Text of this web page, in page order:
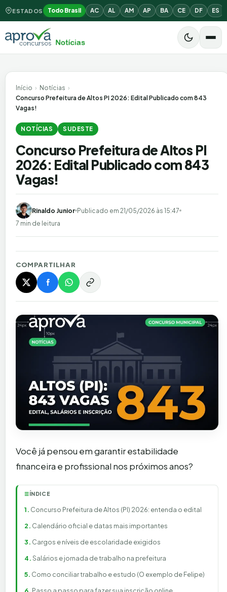
ESTADOS Todo Brasil AC AL AM AP BA CE DF ES
Início › Notícias ›
Concurso Prefeitura de Altos PI 2026: Edital Publicado com 843
Vagas!
NOTÍCIAS SUDESTE
Concurso Prefeitura de Altos PI
2026: Edital Publicado com 843
Vagas!
Rinaldo Junior Publicado em 21/05/2026 às 15:47
7 min de leitura
COMPARTILHAR
Você já pensou em garantir estabilidade
financeira e profissional nos próximos anos?
☰ÍNDICE
Concurso Prefeitura de Altos (PI) 2026: entenda o edital
Calendário oficial e datas mais importantes
Cargos e níveis de escolaridade exigidos
Salários e jornada de trabalho na prefeitura
Como conciliar trabalho e estudo (O exemplo de Felipe)